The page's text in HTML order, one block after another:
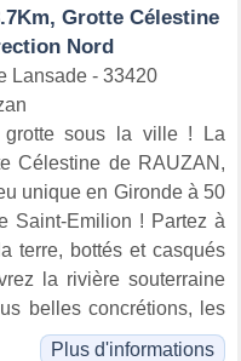
Grotte Célestine
Nord
Lansade - 33420
grotte sous la ville ! La
Célestine de RAUZAN,
unique en Gironde à 50
Saint-Emilion ! Partez à
terre, bottés et casqués
la rivière souterraine
belles concrétions, les
Plus d'informations